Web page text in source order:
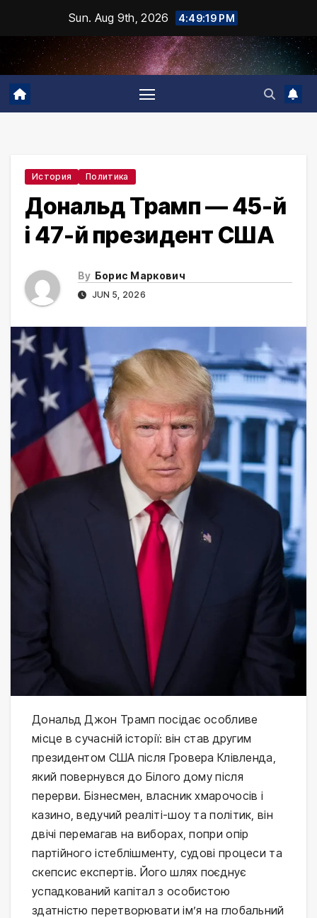
content
Sun. Aug 9th, 2026 4:49:20 PM
История Политика
Дональд Трамп — 45-й
і 47-й президент США
By Борис Маркович
JUN 5, 2026
Дональд Джон Трамп посідає особливе
місце в сучасній історії: він став другим
президентом США після Гровера Клівленда,
який повернувся до Білого дому після
перерви. Бізнесмен, власник хмарочосів і
казино, ведучий реаліті-шоу та політик, він
двічі перемагав на виборах, попри опір
партійного істеблішменту, судові процеси та
скепсис експертів. Його шлях поєднує
успадкований капітал з особистою
здатністю перетворювати ім’я на глобальний